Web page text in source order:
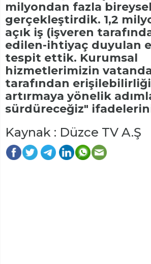
milyondan fazla
gerçekleştirdik. 1,2
açık iş (işveren
edilen-ihtiyaç duyulan
tespit ettik. Kurumsal
hizmetlerimizin
tarafından
artırmaya yönelik
sürdüreceğiz"
Kaynak : Düzce TV A.Ş